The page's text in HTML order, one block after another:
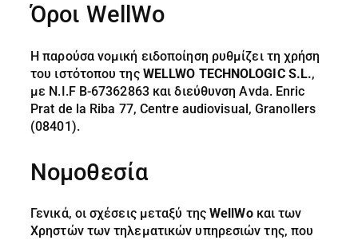
Όροι WellWo
Η παρούσα νομική ειδοποίηση ρυθμίζει τη χρήση
του ιστότοπου της WELLWO TECHNOLOGIC S.L.,
με N.I.F B-67362863 και διεύθυνση Avda. Enric
Prat de la Riba 77, Centre audiovisual, Granollers
(08401).
Νομοθεσία
Γενικά, οι σχέσεις μεταξύ της WellWoκαι των
Χρηστών των τηλεματικών υπηρεσιών της, που